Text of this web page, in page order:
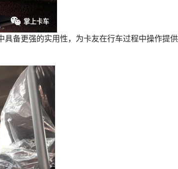
备更强的实用性，为卡友在行车过程中操作提